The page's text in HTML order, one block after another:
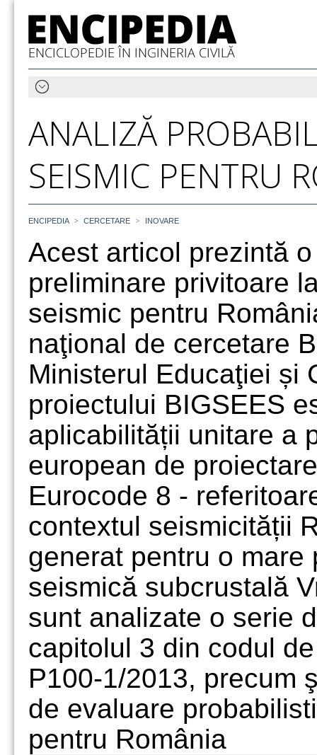
ANALIZĂ
SEISMIC PENTRU
ENCIPEDIA > CERCETARE > INOVARE
Acest articol prezintă
preliminare privitoare
seismic pentru
naţional de cercetare
Ministerul Educaţiei și
proiectului BIGSEES
aplicabilității unitare a
european de
Eurocode 8 -
contextul seismicității
generat pentru o
seismică subcrustală
sunt analizate o serie
capitolul 3 din codul
P100-1/2013, precum
de evaluare
pentru România